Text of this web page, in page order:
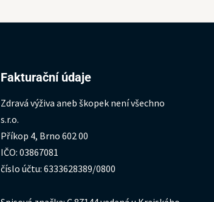
Fakturační údaje
Zdravá výživa aneb škopek není všechno
s.r.o.
Příkop 4, Brno 602 00
IČO: 03867081
číslo účtu: 6333628389/0800